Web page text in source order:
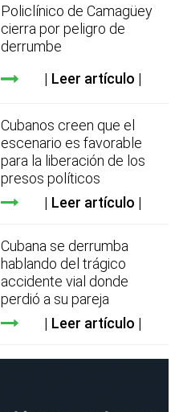
Policlínico de Camagüey
cierra por peligro de
derrumbe
Leer artículo
Cubanos creen que el
escenario es favorable
para la liberación de los
presos políticos
Leer artículo
Cubana se derrumba
hablando del trágico
accidente vial donde
perdió a su pareja
Leer artículo